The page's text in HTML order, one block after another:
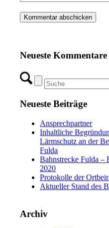
Neueste Kommentare
Neueste Beiträge
Ansprechpartner
Inhaltliche
Lärmschutz an der
Fulda
Bahnstrecke Fulda –
2020
Protokolle der
Aktueller Stand des
Archiv